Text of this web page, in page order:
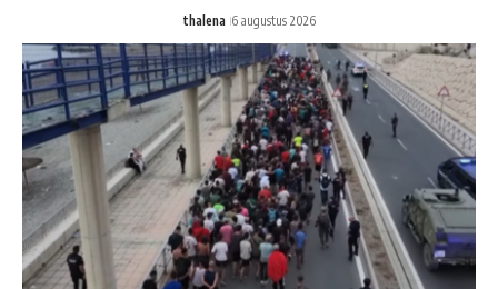
thalena 6 augustus 2026